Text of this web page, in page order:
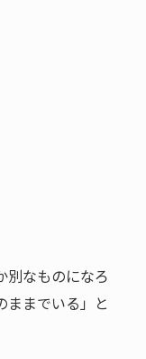
別なものになろ
ままでいる」と